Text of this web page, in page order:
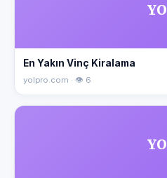
YO
En Yakın Vinç Kiralama
yolpro.com · 👁 6
YO